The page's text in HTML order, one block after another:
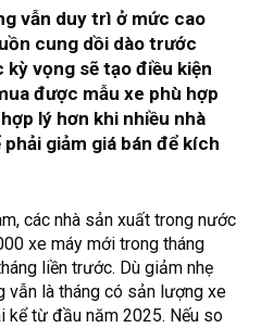
vẫn duy trì ở mức cao
cung dồi dào trước
vọng sẽ tạo điều kiện
được mẫu xe phù hợp
lý hơn khi nhiều nhà
giảm giá bán để kích
các nhà sản xuất trong nước
xe máy mới trong tháng
liền trước. Dù giảm nhẹ
vẫn là tháng có sản lượng xe
kể từ đầu năm 2025. Nếu so